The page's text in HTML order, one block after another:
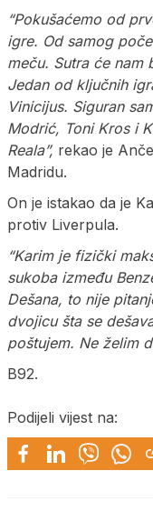
“Pokušaćemo od
igre. Od samog
meču. Sutra će nam
Jedan od ključnih
Vinicijus. Siguran
Modrić, Toni Kros i
Reala”, rekao je
Madridu.
On je istakao da je
protiv Liverpula.
“Karim je fizički
sukoba između
Dešana, to nije
dvojicu šta se
poštujem. Ne želim
B92.
Podijeli vijest na: